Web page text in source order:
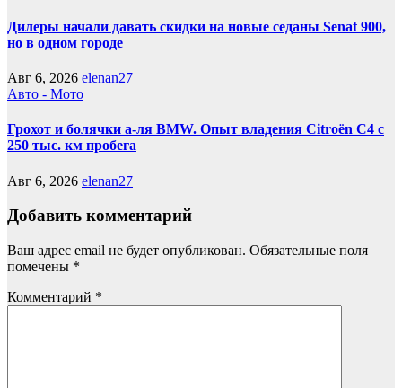
Дилеры начали давать скидки на новые седаны Senat 900,
но в одном городе
Авг 6, 2026 elenan27
Авто - Мото
Грохот и болячки а-ля BMW. Опыт владения Citroёn C4 с
250 тыс. км пробега
Авг 6, 2026 elenan27
Добавить комментарий
Ваш адрес email не будет опубликован. Обязательные поля
помечены *
Комментарий *